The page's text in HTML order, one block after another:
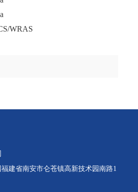
WRAS
建省南安市仑苍镇高新技术园南路1